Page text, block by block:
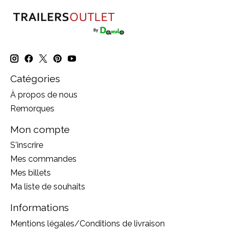
Catégories
À propos de nous
Remorques
Mon compte
S'inscrire
Mes commandes
Mes billets
Ma liste de souhaits
Informations
Mentions légales/Conditions de livraison